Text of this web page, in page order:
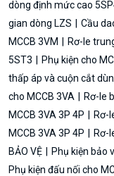
dòng định mức cao
gian dòng LZS
Cầu
MCCB 3VM
Rơ-le
5ST3
Phụ kiện cho
thấp áp và cuộn cắt
cho MCCB 3VA
Rơ-le
MCCB 3VA 3P 4P
Rơ-
MCCB 3VA 3P 4P
Rơ-
BẢO VỆ
Phụ kiện bảo
Phụ kiện đấu nối cho